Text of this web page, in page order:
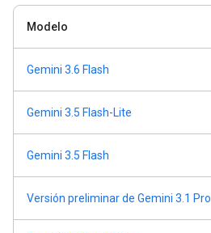
Modelo
Gemini 3.6 Flash
Gemini 3.5 Flash-Lite
Gemini 3.5 Flash
Versión preliminar de Gemini 3.1 Pro